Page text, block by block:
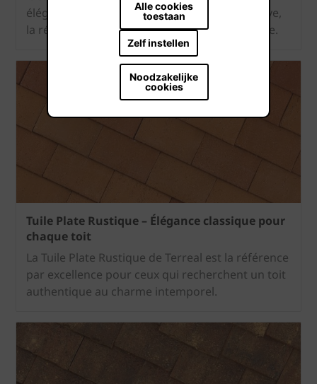
Alle cookies
toestaan
Zelf instellen
Noodzakelijke
cookies
élégante et durable pour la construction neuve,
la rénovation ou la restauration du patrimoine.
Tuile Plate Rustique – Élégance classique pour
chaque toit
La Tuile Plate Rustique de Terreal est la référence
par excellence pour ceux qui recherchent un toit
authentique au charme intemporel.